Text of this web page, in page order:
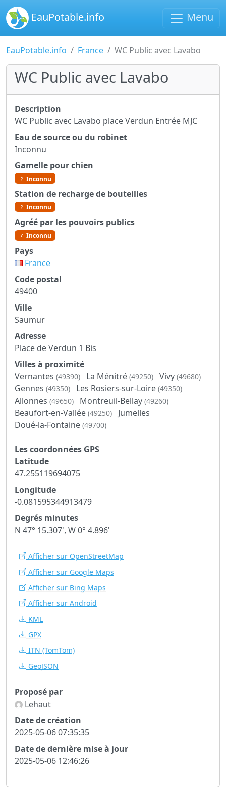
EauPotable.info Menu
EauPotable.info France WC Public avec Lavabo
WC Public avec Lavabo
Description
WC Public avec Lavabo place Verdun Entrée MJC
Eau de source ou du robinet
Inconnu
Gamelle pour chien
Inconnu
Station de recharge de bouteilles
Inconnu
Agréé par les pouvoirs publics
Inconnu
Pays
France
Code postal
49400
Ville
Saumur
Adresse
Place de Verdun 1 Bis
Villes à proximité
Vernantes (49390) La Ménitré (49250) Vivy (49680)
Gennes (49350) Les Rosiers-sur-Loire (49350)
Allonnes (49650) Montreuil-Bellay (49260)
Beaufort-en-Vallée (49250)
Jumelles
Doué-la-Fontaine (49700)
Les coordonnées GPS
Latitude
47.255119694075
Longitude
-0.081595344913479
Degrés minutes
N 47° 15.307', W 0° 4.896'
Afficher sur OpenStreetMap
Afficher sur Google Maps
Afficher sur Bing Maps
Afficher sur Android
KML
GPX
ITN (TomTom)
GeoJSON
Proposé par
Lehaut
Date de création
2025-05-06 07:35:35
Date de dernière mise à jour
2025-05-06 12:46:26